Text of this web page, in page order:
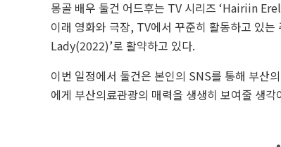
몽골 배우 둘건 어드후는 TV 시리즈 ‘Hairiin
이래 영화와 극장, TV에서 꾸준히 활동하고 있
Lady(2022)’로 활약하고 있다.
이번 일정에서 둘건은 본인의 SNS를 통해 부산
에게 부산의료관광의 매력을 생생히 보여줄 생각